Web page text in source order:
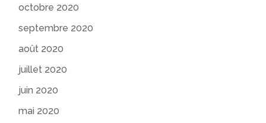
octobre 2020
septembre 2020
août 2020
juillet 2020
juin 2020
mai 2020